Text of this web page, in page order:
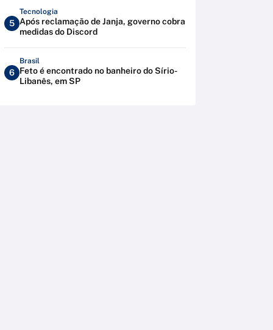
5
Tecnologia
Após reclamação de Janja, governo cobra
medidas do Discord
6
Brasil
Feto é encontrado no banheiro do Sírio-
Libanês, em SP